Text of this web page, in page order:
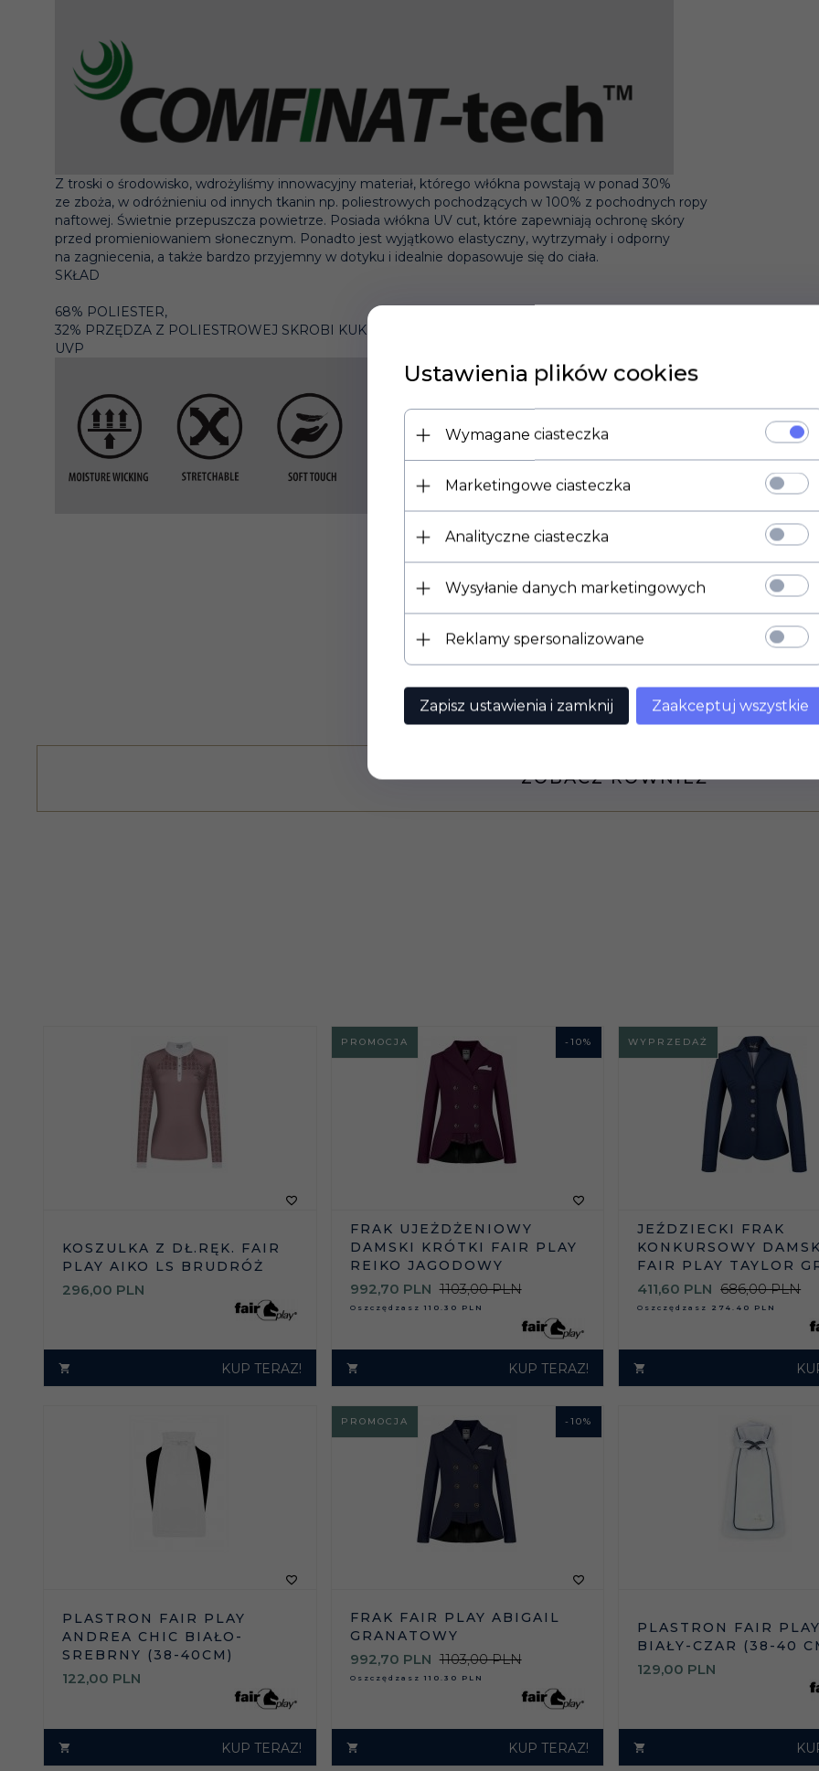
Z troski o środowisko, wdrożyliśmy innowacyjny materiał, którego włókna powstają w ponad 30%
ze zboża, w odróżnieniu od innych tkanin np. poliestrowych pochodzących w 100% z pochodnych ropy
naftowej. Świetnie przepuszcza powietrze. Posiada włókna UV cut, które zapewniają ochronę skóry
przed promieniowaniem słonecznym. Ponadto jest wyjątkowo elastyczny, wytrzymały i odporny
na zagniecenia, a także bardzo przyjemny w dotyku i idealnie dopasowuje się do ciała.
SKŁAD
68% POLIESTER,
32% PRZĘDZA Z POLIESTROWEJ SKROBI KUKURYDZIANEJ
UVP
ZOBACZ RÓWNIEŻ
KOSZULKA Z DŁ.RĘK. FAIR
PLAY AIKO LS BRUDRÓŻ
296,00 PLN
KUP TERAZ!
-10%
PROMOCJA
FRAK UJEŻDŻENIOWY
DAMSKI KRÓTKI FAIR PLAY
REIKO JAGODOWY
992,70 PLN 1103,00 PLN
Oszczędzasz 110.30 PLN
KUP TERAZ!
WYPRZEDAŻ
JEŹDZIECKI FRAK
KONKURSOWY
FAIR PLAY TAYLOR
411,60 PLN 686,00 PLN
Oszczędzasz 274.40 PLN
PLASTRON FAIR PLAY
ANDREA CHIC BIAŁO-
SREBRNY (38-40CM)
122,00 PLN
KUP TERAZ!
-10%
PROMOCJA
FRAK FAIR PLAY ABIGAIL
GRANATOWY
992,70 PLN 1103,00 PLN
Oszczędzasz 110.30 PLN
KUP TERAZ!
PLASTRON FAIR
BIAŁY-CZAR (38-40
129,00 PLN
Ustawienia plików cookies
Wymagane ciasteczka
Marketingowe ciasteczka
Analityczne ciasteczka
Wysyłanie danych marketingowych
Reklamy spersonalizowane
Zapisz ustawienia i zamknij Zaakceptuj wszystkie